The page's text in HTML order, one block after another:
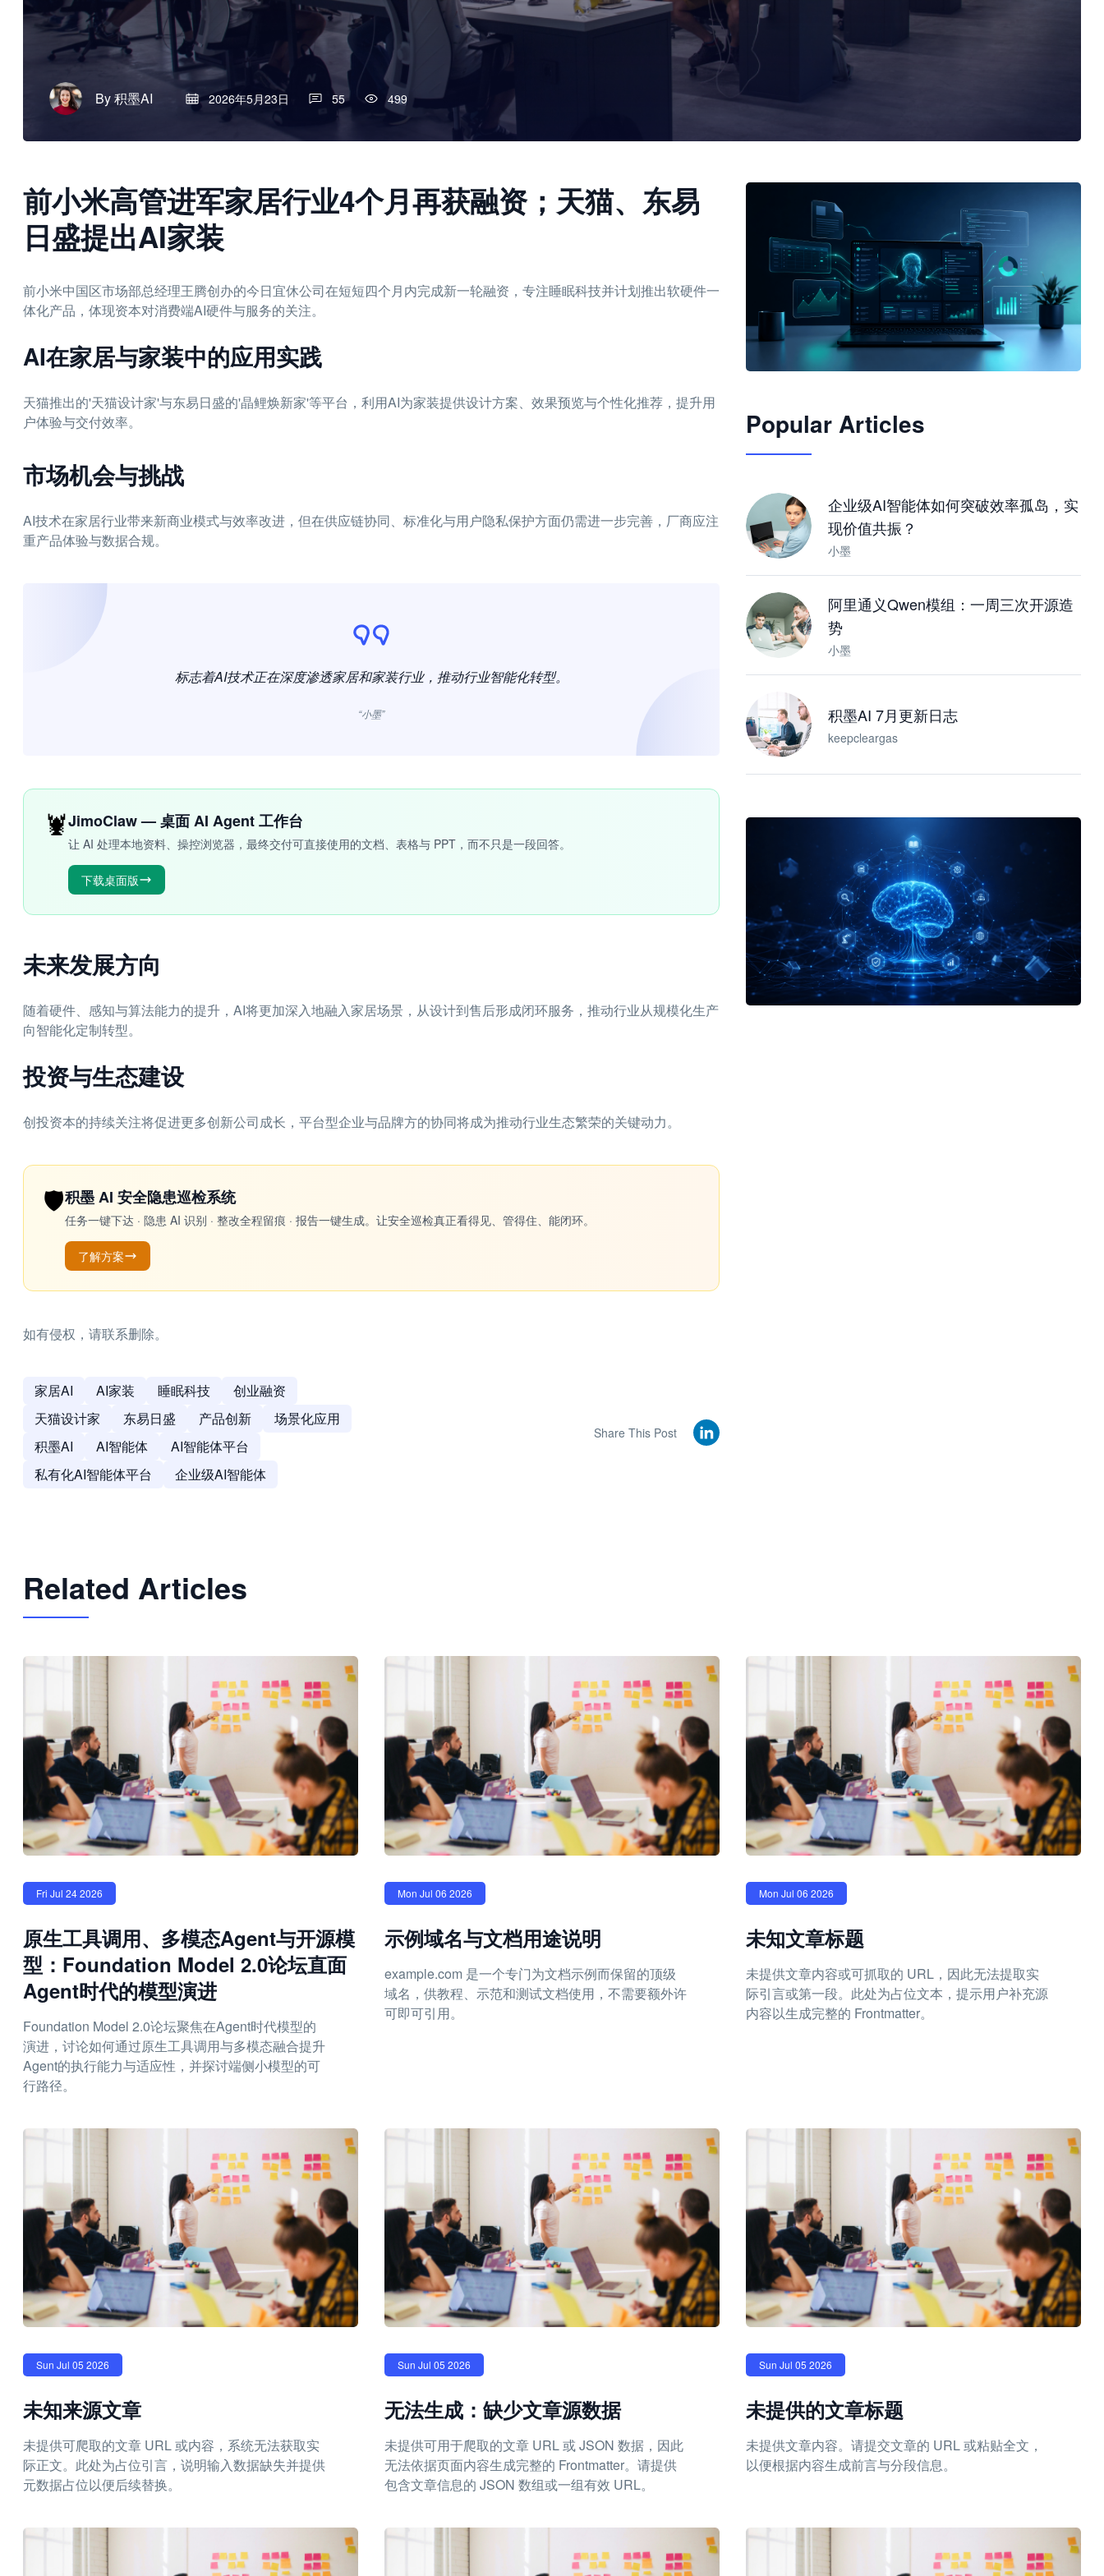
By积墨AI 2026年5月23日 55 499
前小米高管进军家居行业4个月再获融资；天猫、东易
日盛提出AI家装
前小米中国区市场部总经理王腾创办的今日宜休公司在短短四个月内完成新一轮融资，专注睡眠科技并计划推出软硬件一
体化产品，体现资本对消费端AI硬件与服务的关注。
AI在家居与家装中的应用实践
天猫推出的'天猫设计家'与东易日盛的'晶鲤焕新家'等平台，利用AI为家装提供设计方案、效果预览与个性化推荐，提升用
户体验与交付效率。
市场机会与挑战
AI技术在家居行业带来新商业模式与效率改进，但在供应链协同、标准化与用户隐私保护方面仍需进一步完善，厂商应注
重产品体验与数据合规。
标志着AI技术正在深度渗透家居和家装行业，推动行业智能化转型。
“小墨”
🦞JimoClaw — 桌面 AI Agent 工作台
让 AI 处理本地资料、操控浏览器，最终交付可直接使用的文档、表格与 PPT，而不只是一段回答。
下载桌面版
未来发展方向
随着硬件、感知与算法能力的提升，AI将更加深入地融入家居场景，从设计到售后形成闭环服务，推动行业从规模化生产
向智能化定制转型。
投资与生态建设
创投资本的持续关注将促进更多创新公司成长，平台型企业与品牌方的协同将成为推动行业生态繁荣的关键动力。
🛡️积墨 AI 安全隐患巡检系统
任务一键下达 · 隐患 AI 识别 · 整改全程留痕 · 报告一键生成。让安全巡检真正看得见、管得住、能闭环。
了解方案
如有侵权，请联系删除。
家居AI AI家装 睡眠科技
创业融资
天猫设计家
东易日盛 产品创新
场景化应用
积墨AI
AI智能体
AI智能体平台
私有化AI智能体平台
企业级AI智能体
Share This Post
JimoClaw 桌面 AI Agent 工作台
Popular Articles
企业级AI智能体如何突破效率孤岛，实
现价值共振？
小墨
阿里通义Qwen模组：一周三次开源造
势
小墨
积墨AI 7月更新日志
keepcleargas
Related Articles
Fri Jul 24 2026
原生工具调用、多模态Agent与开源模
型：Foundation Model 2.0论坛直面
Agent时代的模型演进
Foundation Model 2.0论坛聚焦在Agent时代模型的
演进，讨论如何通过原生工具调用与多模态融合提升
Agent的执行能力与适应性，并探讨端侧小模型的可
行路径。
Mon Jul 06 2026
示例域名与文档用途说明
example.com 是一个专门为文档示例而保留的顶级
域名，供教程、示范和测试文档使用，不需要额外许
可即可引用。
Mon Jul 06 2026
未知文章标题
未提供文章内容或可抓取的 URL，因此无法提取实
际引言或第一段。此处为占位文本，提示用户补充源
内容以生成完整的 Frontmatter。
Sun Jul 05 2026
未知来源文章
未提供可爬取的文章 URL 或内容，系统无法获取实
际正文。此处为占位引言，说明输入数据缺失并提供
元数据占位以便后续替换。
Sun Jul 05 2026
无法生成：缺少文章源数据
未提供可用于爬取的文章 URL 或 JSON 数据，因此
无法依据页面内容生成完整的 Frontmatter。请提供
包含文章信息的 JSON 数组或一组有效 URL。
Sun Jul 05 2026
未提供的文章标题
未提供文章内容。请提交文章的 URL 或粘贴全文，
以便根据内容生成前言与分段信息。